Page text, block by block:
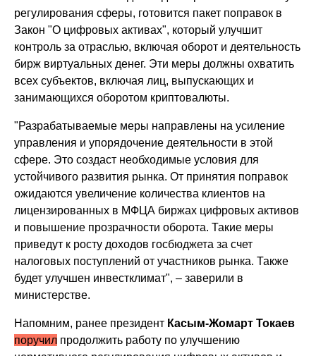
регулирования сферы, готовится пакет поправок в
Закон "О цифровых активах", который улучшит
контроль за отраслью, включая оборот и деятельность
бирж виртуальных денег. Эти меры должны охватить
всех субъектов, включая лиц, выпускающих и
занимающихся оборотом криптовалюты.
"Разрабатываемые меры направлены на усиление
управления и упорядочение деятельности в этой
сфере. Это создаст необходимые условия для
устойчивого развития рынка. От принятия поправок
ожидаются увеличение количества клиентов на
лицензированных в МФЦА биржах цифровых активов
и повышение прозрачности оборота. Такие меры
приведут к росту доходов госбюджета за счет
налоговых поступлений от участников рынка. Также
будет улучшен инвестклимат", – заверили в
министерстве.
Напомним, ранее президент Касым-Жомарт Токаев
поручил продолжить работу по улучшению